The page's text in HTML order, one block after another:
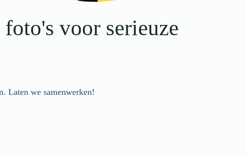
voor serieuze
Laten we samenwerken!